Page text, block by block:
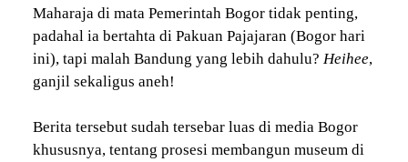
Maharaja di mata Pemerintah Bogor tidak penting,
padahal ia bertahta di Pakuan Pajajaran (Bogor hari
ini), tapi malah Bandung yang lebih dahulu? Heihee,
ganjil sekaligus aneh!
Berita tersebut sudah tersebar luas di media Bogor
khususnya, tentang prosesi membangun museum di